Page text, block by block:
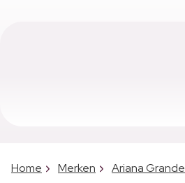
Home Merken Ariana Grande